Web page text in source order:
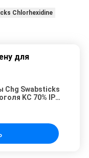
Chlorhexidine
для
Chg Swabsticks
KC 70% IPA